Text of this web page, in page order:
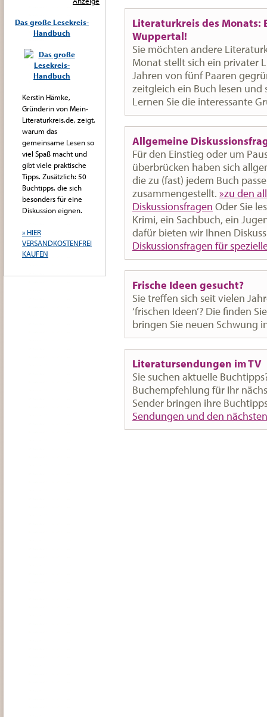
Literaturkreis des Monats:
Wuppertal!
Sie möchten andere
Monat stellt sich ein privater
Jahren von fünf Paaren
zeitgleich ein Buch lesen
Lernen Sie die interessante
Allgemeine
Für den Einstieg oder um
überbrücken haben sich
die zu (fast) jedem Buch
zusammengestellt. »zu den
Diskussionsfragen Oder Sie
Krimi, ein Sachbuch, ein
dafür bieten wir Ihnen
Diskussionsfragen für
Frische Ideen gesucht?
Sie treffen sich seit vielen
‘frischen Ideen’? Die finden
bringen Sie neuen Schwung
Literatursendungen im TV
Sie suchen aktuelle
Buchempfehlung für Ihr
Sender bringen ihre
Sendungen und den
Das große Lesekreis-
Handbuch
Kerstin Hämke,
Gründerin von Mein-
Literaturkreis.de, zeigt,
warum das
gemeinsame Lesen so
viel Spaß macht und
gibt viele praktische
Tipps. Zusätzlich: 50
Buchtipps, die sich
besonders für eine
Diskussion eignen.
» HIER
VERSANDKOSTENFREI
KAUFEN